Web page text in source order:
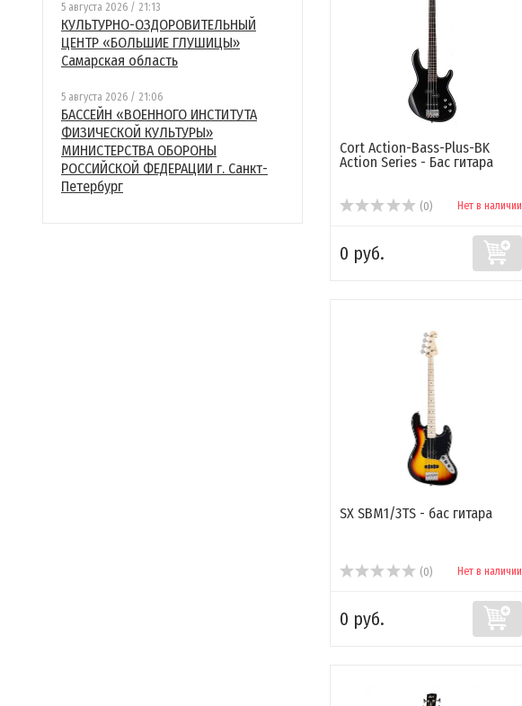
5 августа 2026 / 21:13
КУЛЬТУРНО-ОЗДОРОВИТЕЛЬНЫЙ
ЦЕНТР «БОЛЬШИЕ ГЛУШИЦЫ»
Самарская область
5 августа 2026 / 21:06
БАССЕЙН «ВОЕННОГО ИНСТИТУТА
ФИЗИЧЕСКОЙ КУЛЬТУРЫ»
МИНИСТЕРСТВА ОБОРОНЫ
РОССИЙСКОЙ ФЕДЕРАЦИИ г. Санкт-
Петербург
Cort Action-Bass-Plus-BK
Action Series - Бас гитара
(0) Нет в наличии
0 руб.
SX SBM1/3TS - бас гитара
(0) Нет в наличии
0 руб.